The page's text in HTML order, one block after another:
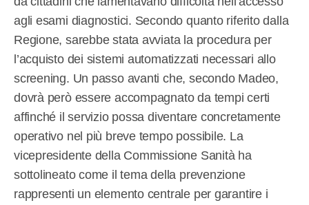
agli esami diagnostici. Secondo quanto riferito dalla
Regione, sarebbe stata avviata la procedura per
l’acquisto dei sistemi automatizzati necessari allo
screening. Un passo avanti che, secondo Madeo,
dovrà però essere accompagnato da tempi certi
affinché il servizio possa diventare concretamente
operativo nel più breve tempo possibile. La
vicepresidente della Commissione Sanità ha
sottolineato come il tema della prevenzione
rappresenti un elemento centrale per garantire i